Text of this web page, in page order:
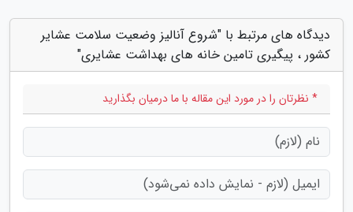
دیدگاه های مرتبط با "شروع آنالیز وضعیت سلامت عشایر
کشور ، پیگیری تامین خانه های بهداشت عشایری"
* نظرتان را در مورد این مقاله با ما درمیان بگذارید